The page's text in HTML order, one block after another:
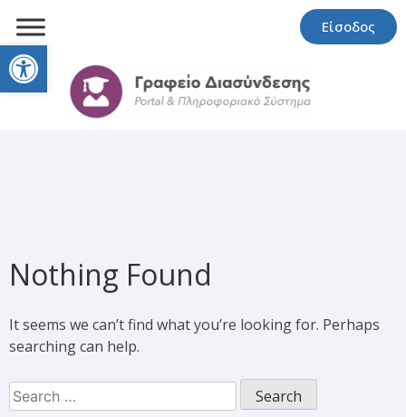
Open toolbar
Είσοδος
Nothing Found
It seems we can’t find what you’re looking for. Perhaps
searching can help.